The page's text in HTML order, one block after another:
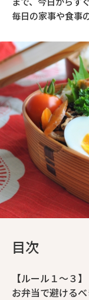
毎日の家事や食事
目次
【ルール１〜３
お弁当で避ける